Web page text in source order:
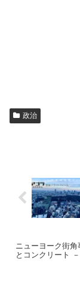
政治
ニューヨーク街
とコンクリート